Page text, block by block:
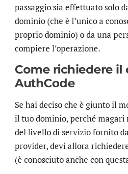
passaggio sia effettuato solo
dominio (che è l’unico a
proprio dominio) o da una
compiere l’operazione.
Come richiedere il
AuthCode
Se hai deciso che è giunto il
il tuo dominio, perché magari
del livello di servizio fornito
provider, devi allora
(è conosciuto anche con